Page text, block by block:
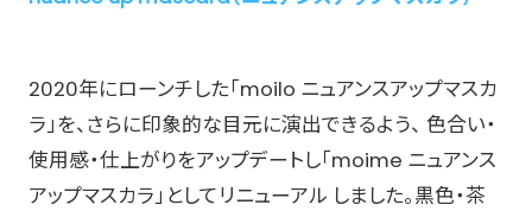
2020年にローンチした「moilo ニュアンスアップマスカ
ラ」を、さらに印象的な目元に演出できるよう、 色合い・
使用感・仕上がりをアップデートし「moime ニュアンス
アップマスカラ」としてリニューアル しました。黒色・茶